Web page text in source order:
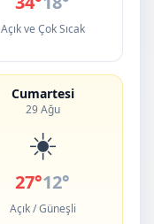
Açık ve Çok Sıcak
Cumartesi
29 Ağu
☀️
27°12°
Açık / Güneşli